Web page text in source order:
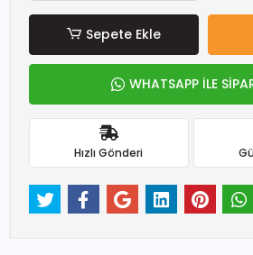
Sepete Ekle
WHATSAPP İLE
Hızlı Gönderi